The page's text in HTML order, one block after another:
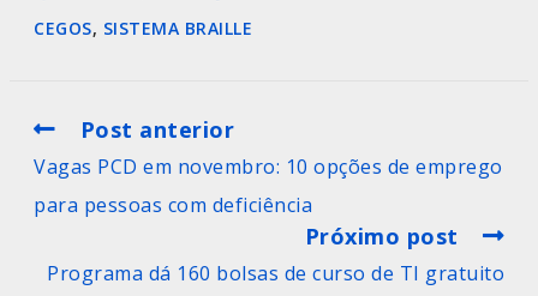
CEGOS, SISTEMA BRAILLE
Post anterior
Vagas PCD em novembro: 10 opções de emprego
para pessoas com deficiência
Próximo post
Programa dá 160 bolsas de curso de TI gratuito